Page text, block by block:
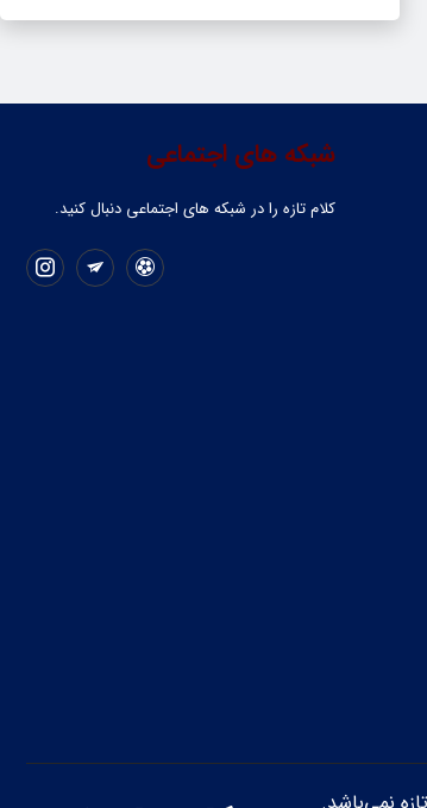
شبکه های اجتماعی
کلام تازه را در شبکه ‌های اجتماعی دنبال کنید.